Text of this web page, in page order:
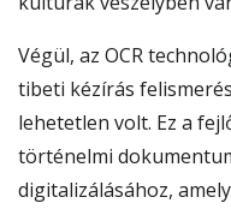
Végül, az OCR
tibeti kézírás
lehetetlen volt. Ez a
történelmi
digitalizálásához,